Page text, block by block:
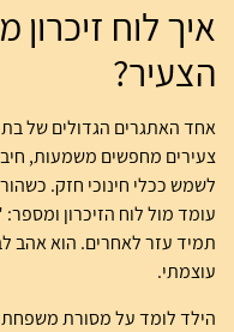
איך לוח
הצעיר?
אחד האתגרים הגדולים של
צעירים מחפשים משמעות,
לשמש ככלי חינוכי חזק.
עומד מול לוח הזיכרון
תמיד עזר לאחרים. הוא אהב
עוצמתי.
הילד לומד על מסורת